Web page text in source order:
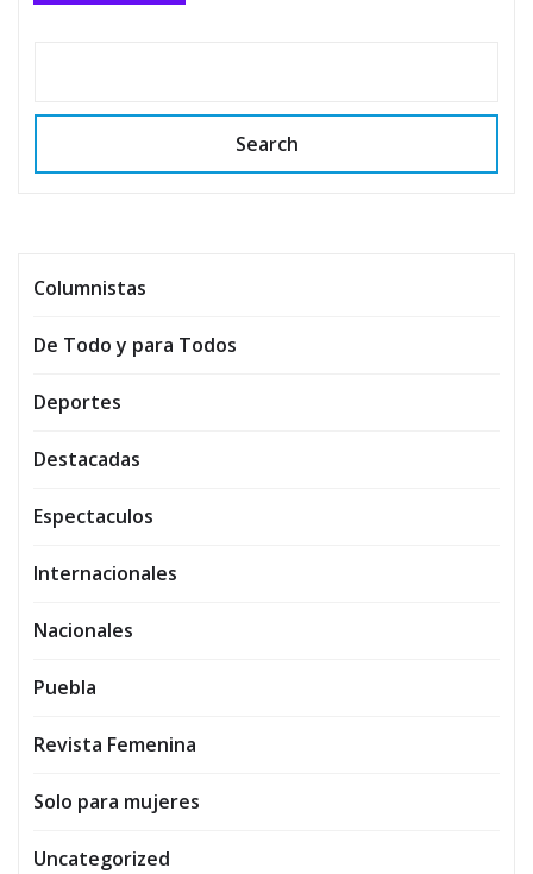
Search
Columnistas
De Todo y para Todos
Deportes
Destacadas
Espectaculos
Internacionales
Nacionales
Puebla
Revista Femenina
Solo para mujeres
Uncategorized